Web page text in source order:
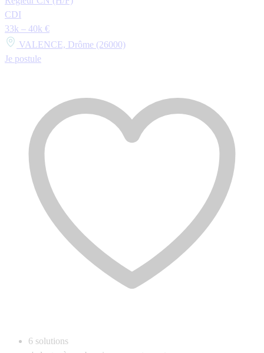
CDI
33k – 40k €
VALENCE, Drôme (26000)
Je postule
6 solutions